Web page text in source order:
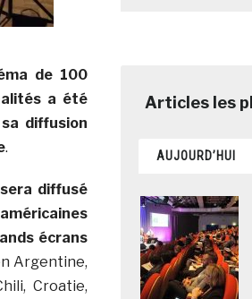
de 100
a été
diffusion
.
diffusé
écrans
Argentine,
Croatie,
AUJOURD’HUI